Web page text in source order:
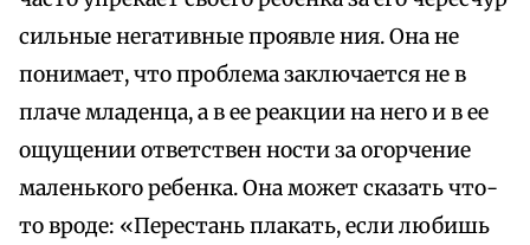
сильные негативные проявле ния. Она не
понимает, что проблема заключается не в
плаче младенца, а в ее реакции на него и в ее
ощущении ответствен ности за огорчение
маленького ребенка. Она может сказать что-
то вроде: «Перестань плакать, если любишь